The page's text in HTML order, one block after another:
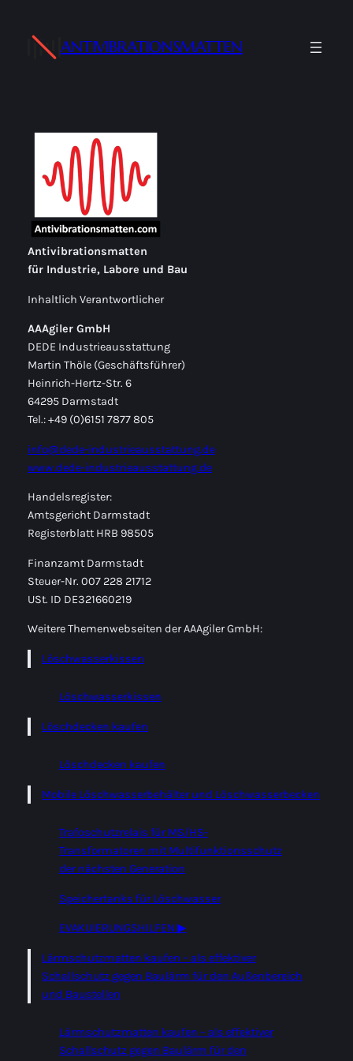
Inhalt
springen
ANTIVIBRATIONSMATTEN
Antivibrationsmatten
für Industrie, Labore und Bau
Inhaltlich Verantwortlicher
AAAgiler GmbH
DEDE Industrieausstattung
Martin Thöle (Geschäftsführer)
Heinrich-Hertz-Str. 6
64295 Darmstadt
Tel.: +49 (0)6151 7877 805
info@dede-industrieausstattung.de
www.dede-industrieausstattung.de
Handelsregister:
Amtsgericht Darmstadt
Registerblatt HRB 98505
Finanzamt Darmstadt
Steuer-Nr. 007 228 21712
USt. ID DE321660219
Weitere Themenwebseiten der AAAgiler GmbH:
Löschwasserkissen
Löschwasserkissen
Löschdecken kaufen
Löschdecken kaufen
Mobile Löschwasserbehälter und Löschwasserbecken
Trafoschutzrelais für MS/HS-
Transformatoren mit Multifunktionsschutz
der nächsten Generation
Speichertanks für Löschwasser
EVAKUIERUNGSHILFEN ▶
Lärmschutzmatten kaufen – als effektiver
Schallschutz gegen Baulärm für den Außenbereich
und Baustellen
Lärmschutzmatten kaufen – als effektiver
Schallschutz gegen Baulärm für den